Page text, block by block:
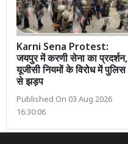
Karni Sena Protest:
जयपुर में करणी सेना का प्रदर्शन,
यूजीसी नियमों के विरोध में पुलिस
से झड़प
Published On 03 Aug 2026
16:30:06